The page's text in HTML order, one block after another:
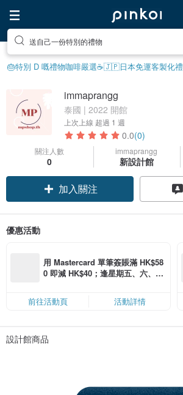
送自己一份特別的禮物
🎂特別 D 嘅禮物咖啡嚴選☕️🇯🇵日本免運客製化
immaprangg
泰國 | 2022 開館
上次上線 超過 1 週
0.0(0)
關注人數
0
immaprangg
新設計館
加入關注
優惠活動
用 Mastercard 單筆簽賬滿 HK$58
0 即減 HK$40；逢星期五、六、日
卡」結帳）
前往活動頁 活動詳情
設計館商品